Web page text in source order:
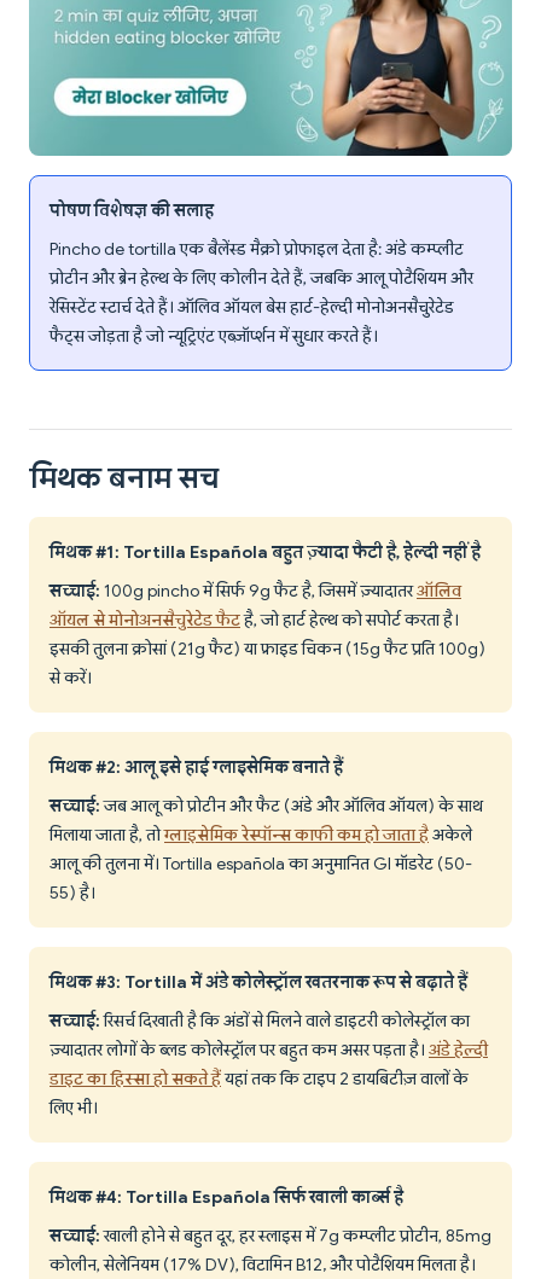
पोषण विशेषज्ञ की सलाह
Pincho de tortilla एक बैलेंस्ड मैक्रो प्रोफाइल देता है: अंडे कम्प्लीट
प्रोटीन और ब्रेन हेल्थ के लिए कोलीन देते हैं, जबकि आलू पोटैशियम और
रेसिस्टेंट स्टार्च देते हैं। ऑलिव ऑयल बेस हार्ट-हेल्दी मोनोअनसैचुरेटेड
फैट्स जोड़ता है जो न्यूट्रिएंट एब्ज़ॉर्प्शन में सुधार करते हैं।
मिथक बनाम सच
मिथक #1: Tortilla Española बहुत ज़्यादा फैटी है, हेल्दी नहीं है
सच्चाई: 100g pincho में सिर्फ 9g फैट है, जिसमें ज़्यादातरऑलिव
ऑयल से मोनोअनसैचुरेटेड फैटहै, जो हार्ट हेल्थ को सपोर्ट करता है।
इसकी तुलना क्रोसां (21g फैट) या फ्राइड चिकन (15g फैट प्रति 100g)
से करें।
मिथक #2: आलू इसे हाई ग्लाइसेमिक बनाते हैं
सच्चाई:जब आलू को प्रोटीन और फैट (अंडे और ऑलिव ऑयल) के साथ
मिलाया जाता है, तोग्लाइसेमिक रेस्पॉन्स काफी कम हो जाता हैअकेले
आलू की तुलना में। Tortilla española का अनुमानित GI मॉडरेट (50-
55) है।
मिथक #3: Tortilla में अंडे कोलेस्ट्रॉल खतरनाक रूप से बढ़ाते हैं
सच्चाई:रिसर्च दिखाती है कि अंडों से मिलने वाले डाइटरी कोलेस्ट्रॉल का
ज़्यादातर लोगों के ब्लड कोलेस्ट्रॉल पर बहुत कम असर पड़ता है। अंडे हेल्दी
डाइट का हिस्सा हो सकते हैंयहां तक कि टाइप 2 डायबिटीज़ वालों के
लिए भी।
मिथक #4: Tortilla Española सिर्फ खाली कार्ब्स है
सच्चाई:खाली होने से बहुत दूर, हर स्लाइस में 7g कम्प्लीट प्रोटीन, 85mg
कोलीन, सेलेनियम (17% DV), विटामिन B12, और पोटैशियम मिलता है।